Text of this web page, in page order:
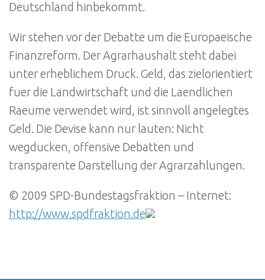
Deutschland hinbekommt.
Wir stehen vor der Debatte um die Europaeische
Finanzreform. Der Agrarhaushalt steht dabei
unter erheblichem Druck. Geld, das zielorientiert
fuer die Landwirtschaft und die Laendlichen
Raeume verwendet wird, ist sinnvoll angelegtes
Geld. Die Devise kann nur lauten: Nicht
wegducken, offensive Debatten und
transparente Darstellung der Agrarzahlungen.
© 2009 SPD-Bundestagsfraktion – Internet:
http://www.spdfraktion.de